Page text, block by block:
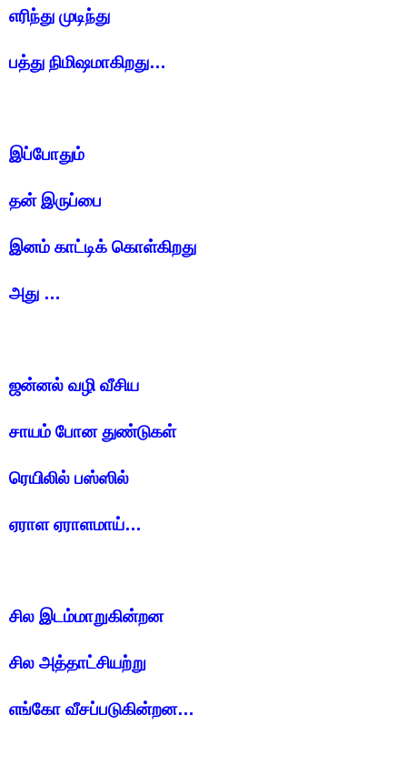
எரிந்து முடிந்து
பத்து நிமிஷமாகிறது…
இப்போதும்
தன் இருப்பை
இனம் காட்டிக் கொள்கிறது
அது …
ஜன்னல் வழி வீசிய
சாயம் போன துண்டுகள்
ரெயிலில் பஸ்ஸில்
ஏராள ஏராளமாய்…
சில இடம்மாறுகின்றன
சில அத்தாட்சியற்று
எங்கோ வீசப்படுகின்றன…